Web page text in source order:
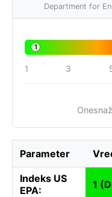
Department for
1
1 3
Parameter
Indeks US
EPA:
1